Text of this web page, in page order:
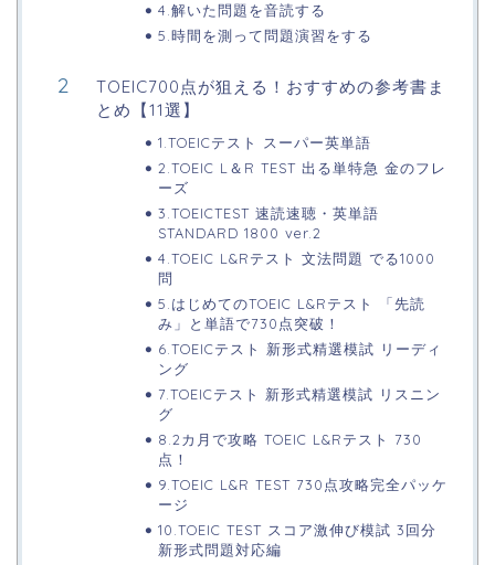
4.解いた問題を音読する
5.時間を測って問題演習をする
TOEIC700点が狙える！おすすめの参考書ま
とめ【11選】
1.TOEICテスト スーパー英単語
2.TOEIC L＆R TEST 出る単特急 金のフレ
ーズ
3.TOEICTEST 速読速聴・英単語
STANDARD 1800 ver.2
4.TOEIC L&Rテスト 文法問題 でる1000
問
5.はじめてのTOEIC L&Rテスト 「先読
み」と単語で730点突破！
6.TOEICテスト 新形式精選模試 リーディ
ング
7.TOEICテスト 新形式精選模試 リスニン
グ
8.2カ月で攻略 TOEIC L&Rテスト 730
点！
9.TOEIC L&R TEST 730点攻略完全パッケ
ージ
10.TOEIC TEST スコア激伸び模試 3回分
新形式問題対応編